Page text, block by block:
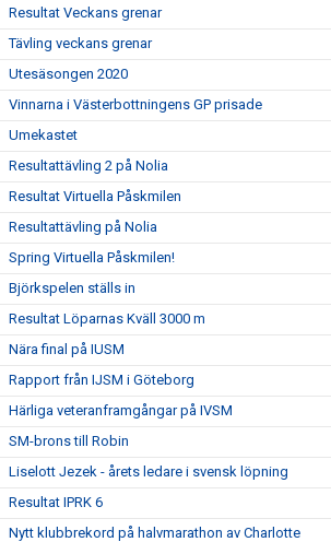
Resultat Veckans grenar
Tävling veckans grenar
Utesäsongen 2020
Vinnarna i Västerbottningens GP prisade
Umekastet
Resultattävling 2 på Nolia
Resultat Virtuella Påskmilen
Resultattävling på Nolia
Spring Virtuella Påskmilen!
Björkspelen ställs in
Resultat Löparnas Kväll 3000 m
Nära final på IUSM
Rapport från IJSM i Göteborg
Härliga veteranframgångar på IVSM
SM-brons till Robin
Liselott Jezek - årets ledare i svensk löpning
Resultat IPRK 6
Nytt klubbrekord på halvmarathon av Charlotte